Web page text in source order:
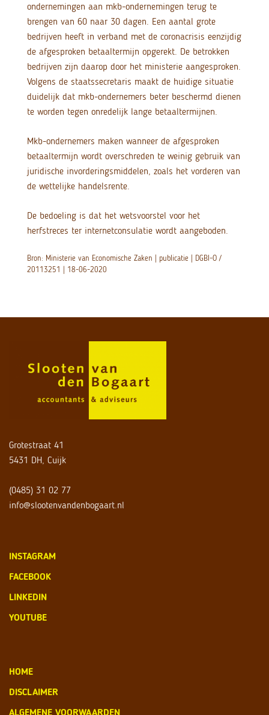
ondernemingen aan mkb-ondernemingen terug te
brengen van 60 naar 30 dagen. Een aantal grote
bedrijven heeft in verband met de coronacrisis eenzijdig
de afgesproken betaaltermijn opgerekt. De betrokken
bedrijven zijn daarop door het ministerie aangesproken.
Volgens de staatssecretaris maakt de huidige situatie
duidelijk dat mkb-ondernemers beter beschermd dienen
te worden tegen onredelijk lange betaaltermijnen.
Mkb-ondernemers maken wanneer de afgesproken
betaaltermijn wordt overschreden te weinig gebruik van
juridische invorderingsmiddelen, zoals het vorderen van
de wettelijke handelsrente.
De bedoeling is dat het wetsvoorstel voor het
herfstreces ter internetconsulatie wordt aangeboden.
Bron: Ministerie van Economische Zaken | publicatie | DGBI-O /
20113251 | 18-06-2020
Grotestraat 41
5431 DH, Cuijk
(0485) 31 02 77
info@slootenvandenbogaart.nl
INSTAGRAM
FACEBOOK
LINKEDIN
YOUTUBE
HOME
DISCLAIMER
ALGEMENE VOORWAARDEN